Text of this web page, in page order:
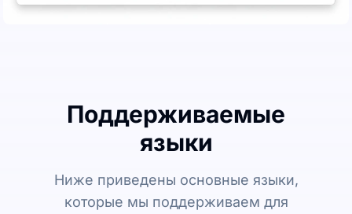
Поддерживаемые
языки
Ниже приведены основные языки,
которые мы поддерживаем для